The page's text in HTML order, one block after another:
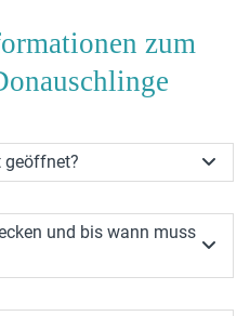
zum
geöffnet? 
und bis wann muss
